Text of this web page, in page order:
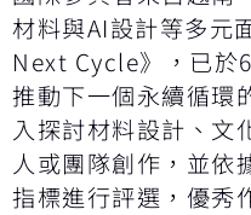
材料與AI設計等多元
Next Cycle》，已於
推動下一個永續循環
入探討材料設計、文
人或團隊創作，並依
指標進行評選，優秀